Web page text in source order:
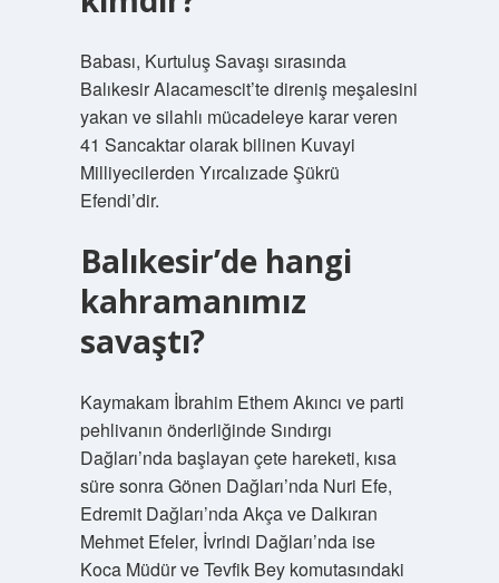
Babası, Kurtuluş Savaşı sırasında
Balıkesir Alacamescit’te direniş meşalesini
yakan ve silahlı mücadeleye karar veren
41 Sancaktar olarak bilinen Kuvayi
Milliyecilerden Yırcalızade Şükrü
Efendi’dir.
Balıkesir’de hangi
kahramanımız
savaştı?
Kaymakam İbrahim Ethem Akıncı ve parti
pehlivanın önderliğinde Sındırgı
Dağları’nda başlayan çete hareketi, kısa
süre sonra Gönen Dağları’nda Nuri Efe,
Edremit Dağları’nda Akça ve Dalkıran
Mehmet Efeler, İvrindi Dağları’nda ise
Koca Müdür ve Tevfik Bey komutasındaki